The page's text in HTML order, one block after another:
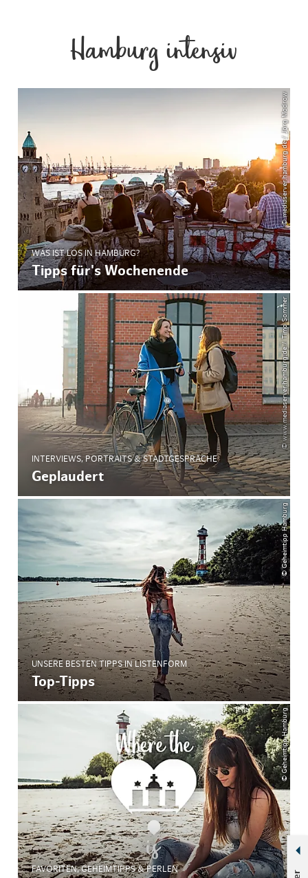
Hamburg intensiv
© mediaserver.hamburg.de / Jörg Modrow
WAS IST LOS IN HAMBURG?
Tipps für's Wochenende
© www.mediaserver.hamburg.de / Timo Sommer
INTERVIEWS, PORTRAITS & STADTGESPRÄCHE
Geplaudert
© Geheimtipp Hamburg
UNSERE BESTEN TIPPS IN LISTENFORM
Top-Tipps
© Geheimtipp Hamburg
FAVORITEN, GEHEIMTIPPS & PERLEN